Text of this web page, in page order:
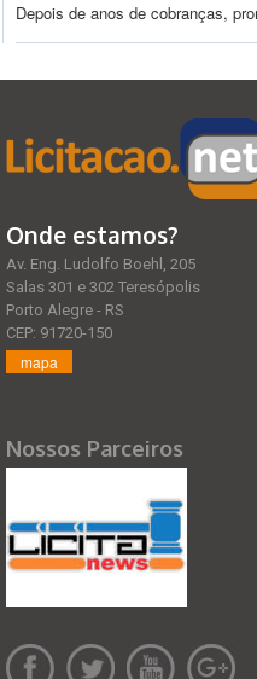
Depois de anos de cobranças,
Onde estamos?
Av. Eng. Ludolfo Boehl, 205
Salas 301 e 302 Teresópolis
Porto Alegre - RS
CEP: 91720-150
mapa
Nossos Parceiros